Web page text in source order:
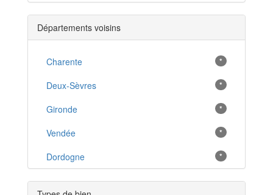
Tonnay-Charente *
Montendre *
Surgères *
Les Mathes *
Pons *
Jonzac *
Saujon *
Mirambeau *
Départements voisins
Charente *
Deux-Sèvres *
Gironde *
Vendée *
Dordogne *